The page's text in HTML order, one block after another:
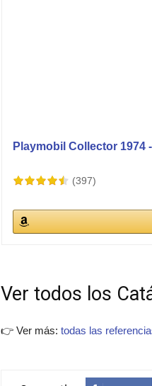
Playmobil Collector 1974
(397)
Ver todos los
👉 Ver más: todas las